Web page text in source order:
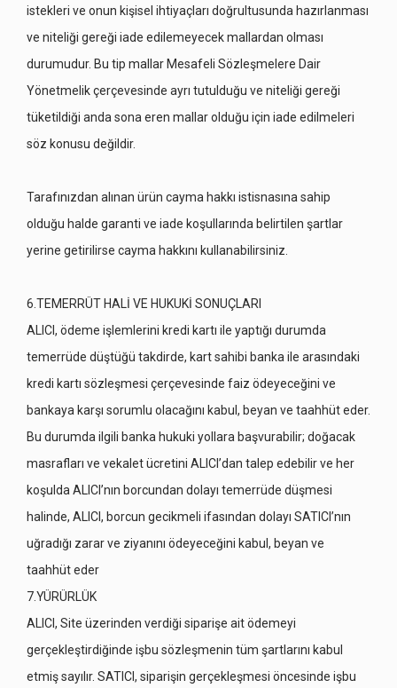
istekleri ve onun kişisel ihtiyaçları doğrultusunda hazırlanması
ve niteliği gereği iade edilemeyecek mallardan olması
durumudur. Bu tip mallar Mesafeli Sözleşmelere Dair
Yönetmelik çerçevesinde ayrı tutulduğu ve niteliği gereği
tüketildiği anda sona eren mallar olduğu için iade edilmeleri
söz konusu değildir.
Tarafınızdan alınan ürün cayma hakkı istisnasına sahip
olduğu halde garanti ve iade koşullarında belirtilen şartlar
yerine getirilirse cayma hakkını kullanabilirsiniz.
6.TEMERRÜT HALİ VE HUKUKİ SONUÇLARI
ALICI, ödeme işlemlerini kredi kartı ile yaptığı durumda
temerrüde düştüğü takdirde, kart sahibi banka ile arasındaki
kredi kartı sözleşmesi çerçevesinde faiz ödeyeceğini ve
bankaya karşı sorumlu olacağını kabul, beyan ve taahhüt eder.
Bu durumda ilgili banka hukuki yollara başvurabilir; doğacak
masrafları ve vekalet ücretini ALICI’dan talep edebilir ve her
koşulda ALICI’nın borcundan dolayı temerrüde düşmesi
halinde, ALICI, borcun gecikmeli ifasından dolayı SATICI’nın
uğradığı zarar ve ziyanını ödeyeceğini kabul, beyan ve
taahhüt eder
7.YÜRÜRLÜK
ALICI, Site üzerinden verdiği siparişe ait ödemeyi
gerçekleştirdiğinde işbu sözleşmenin tüm şartlarını kabul
etmiş sayılır. SATICI, siparişin gerçekleşmesi öncesinde işbu